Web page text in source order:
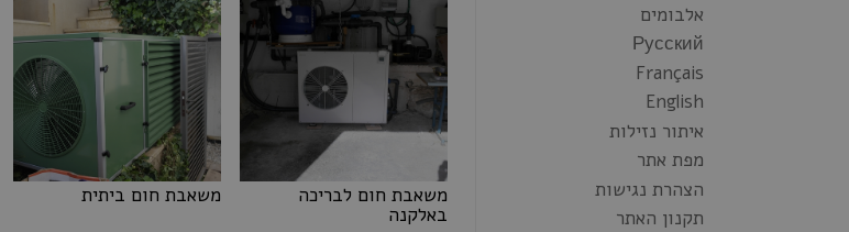
משאבת חום לבריכה
באלקנה
משאבת חום ביתית
אלבומים
Русский
Français
English
איתור נזילות
מפת אתר
הצהרת נגישות
תקנון האתר